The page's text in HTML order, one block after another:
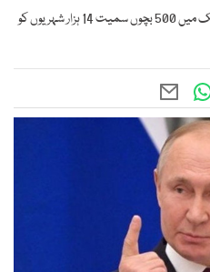
8 سال تک یوکرین نے لوہانسک اور ڈونئیسک میں 500 بچوں سمیت 14 ہزار شہریوں کو